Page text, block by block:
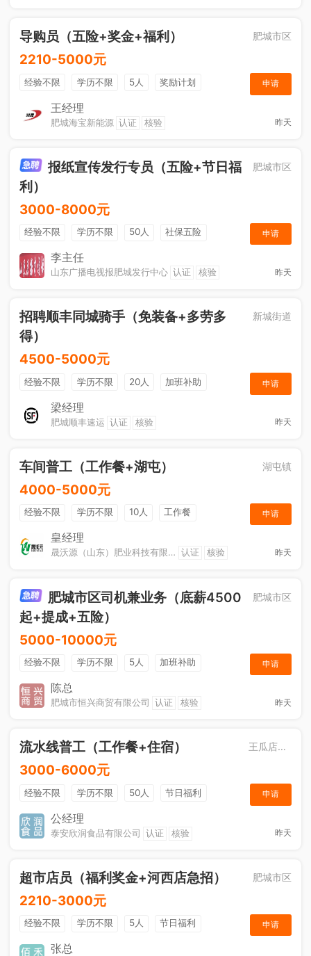
导购员（五险+奖金+福利） 肥城市区
2210-5000元
经验不限 学历不限 5人
奖励计划
销售奖金
社保五险
申请
王经理
肥城海宝新能源 认证 核验 昨天
报纸宣传发行专员（五险+节日福
利）
肥城市区
3000-8000元
经验不限 学历不限 50人
社保五险
节日福利
销售奖金
申请
李主任
山东广播电视报肥城发行中心 认证 核验 昨天
招聘顺丰同城骑手（免装备+多劳多
得）
新城街道
4500-5000元
经验不限 学历不限 20人
加班补助
综合补贴
奖励计划
申请
梁经理
肥城顺丰速运 认证 核验 昨天
车间普工（工作餐+湖屯） 湖屯镇
4000-5000元
经验不限 学历不限 10人
工作餐
奖励计划
节日福利
申请
皇经理
晟沃源（山东）肥业科技有限公司 认证 核验 昨天
肥城市区司机兼业务（底薪4500
起+提成+五险）
肥城市区
5000-10000元
经验不限 学历不限 5人
加班补助
综合补贴
社保五险
申请
陈总
肥城市恒兴商贸有限公司 认证 核验 昨天
流水线普工（工作餐+住宿） 王瓜店街道
3000-6000元
经验不限 学历不限 50人
节日福利
工作餐
申请
公经理
泰安欣润食品有限公司 认证 核验 昨天
超市店员（福利奖金+河西店急招） 肥城市区
2210-3000元
经验不限 学历不限 5人
节日福利
综合补贴
申请
张总